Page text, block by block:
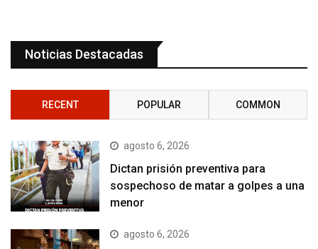
Noticias Destacadas
RECENT POPULAR COMMON
agosto 6, 2026
Dictan prisión preventiva para
sospechoso de matar a golpes a una
menor
agosto 6, 2026